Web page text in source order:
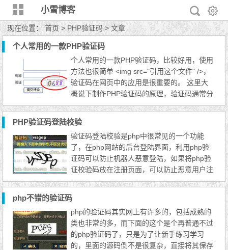
小雪博客
现在位置：首页> PHP验证码 > 文章
个人常用的一款PHP验证码
个人常用的一款PHP验证码，比较好用，使用
方法也很简单 <img src="引用这个文件" />，
验证码在网页中的应用是很重要的。 这里大
概说下制作PHP验证码的原理，验证码通常分
为图片和文字验证码，当然图片上也是文字，
文字又可以分为多种了，这是在制作验证码时
需要考虑的问题，比如生成中文的，字母的，
大小写的等等，直接生成文字就是文字验证码
了，再把生成的验证码合成图片，就是图片验
证码，道理是...
PHP验证码登陆校验
验证码登陆校验是php中很常见的一个功能
了，在php网站的后台登陆界面，利用php验
证码可以防止机器人恶意登陆，如果将php验
证校验码放在注册页面，可以防止恶意用户注
册，php验证码的校验功能已经是php中不可
功能，只要有注册或登陆的php应用程序中，
都有php验证码登陆校验功能，php验证码源
代码网上已经很多了，还有php成熟的类文件
也非常多，下面只是教大家将下...
php不错的验证码
php的验证码其实网上有许多的，包括成熟的
类也非常的多，而下面的这个是个再普通不过
的php验证码了，只是为了让新手练习学习
的，里面的源码倒不是很复杂，直接将其保存